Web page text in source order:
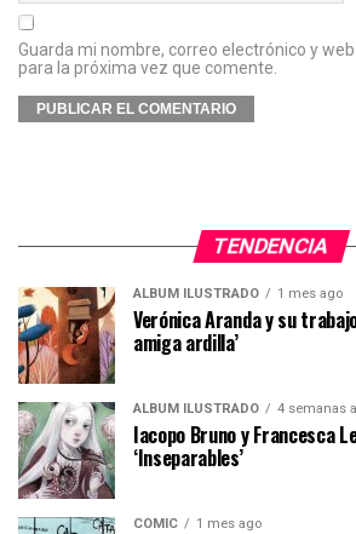
Guarda mi nombre, correo electrónico y
para la próxima vez que comente.
TENDENCIA
ÁLBUM ILUSTRADO 1 mes ago
Verónica Aranda y su
amiga ardilla’
ÁLBUM ILUSTRADO 4 semanas
Iacopo Bruno y Francesca
‘Inseparables’
CÓMIC 1 mes ago